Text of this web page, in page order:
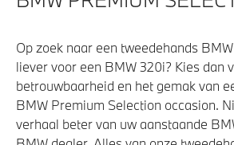
Rondomzicht camera
Alarmsysteem klasse 3 (VbV/SCM)
Driving Assistant Professional
Op zoek naar een tweedehands
liever voor een BMW 320i? Kies dan
betrouwbaarheid en het gemak van
BMW Premium Selection occasion.
verhaal beter van uw aanstaande